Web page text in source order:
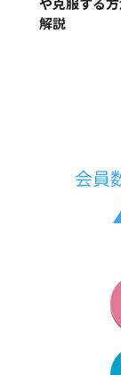
や克服する
解説